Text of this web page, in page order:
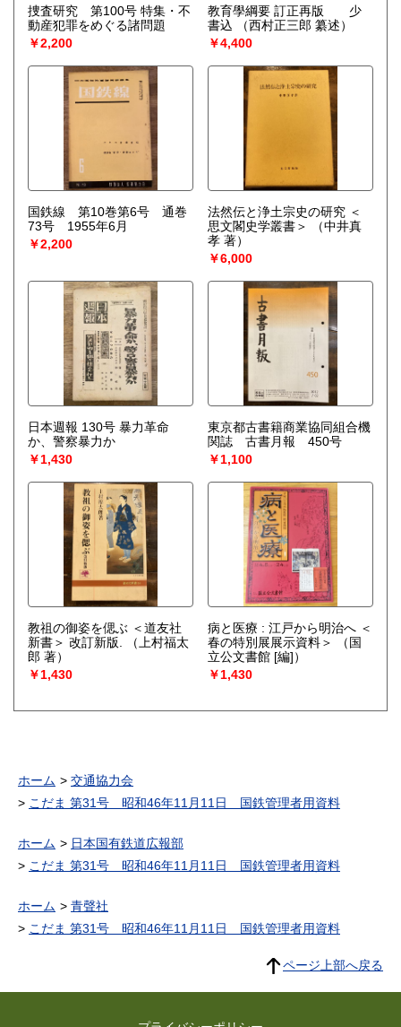
捜査研究 第100号 特集・不
動産犯罪をめぐる諸問題
￥2,200
教育學綱要 訂正再版 少
書込
（西村正三郎 纂述）
￥4,400
国鉄線 第10巻第6号 通巻
73号 1955年6月
￥2,200
法然伝と浄土宗史の研究 ＜
思文閣史学叢書＞
（中井真
孝 著）
￥6,000
日本週報 130号 暴力革命
か、警察暴力か
￥1,430
東京都古書籍商業協同組合機
関誌 古書月報 450号
￥1,100
教祖の御姿を偲ぶ ＜道友社
新書＞ 改訂新版.
（上村福太
郎 著）
￥1,430
病と医療 : 江戸から明治へ ＜
春の特別展展示資料＞
（国
立公文書館 [編]）
￥1,430
ホーム
交通協力会
こだま 第31号 昭和46年11月11日 国鉄管理者用資料
ホーム
日本国有鉄道広報部
こだま 第31号 昭和46年11月11日 国鉄管理者用資料
ホーム
青聲社
こだま 第31号 昭和46年11月11日 国鉄管理者用資料
ページ上部へ戻る